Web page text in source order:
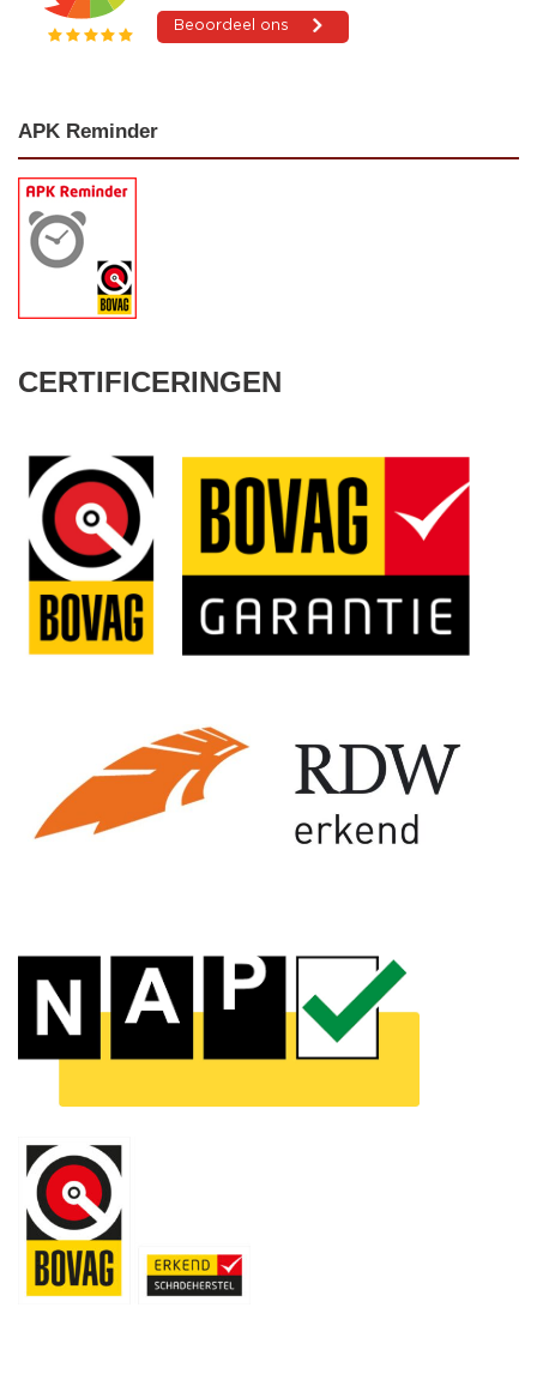
APK Reminder
CERTIFICERINGEN